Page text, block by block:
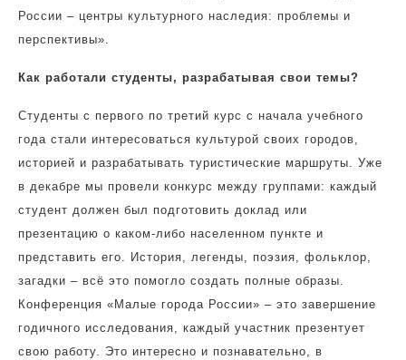
России – центры культурного наследия: проблемы и
перспективы».
Как работали студенты, разрабатывая свои темы?
Студенты с первого по третий курс с начала учебного
года стали интересоваться культурой своих городов,
историей и разрабатывать туристические маршруты. Уже
в декабре мы провели конкурс между группами: каждый
студент должен был подготовить доклад или
презентацию о каком-либо населенном пункте и
представить его. История, легенды, поэзия, фольклор,
загадки – всё это помогло создать полные образы.
Конференция «Малые города России» – это завершение
годичного исследования, каждый участник презентует
свою работу. Это интересно и познавательно, в